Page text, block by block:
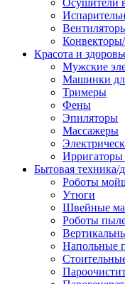
Осушители
Красота и
Мужские
Машинки
Тримеры
Фены
Эпиляторы
Массажеры
Ирригаторы
Бытовая техника/
Роботы
Утюги
Швейные
Роботы
Напольные